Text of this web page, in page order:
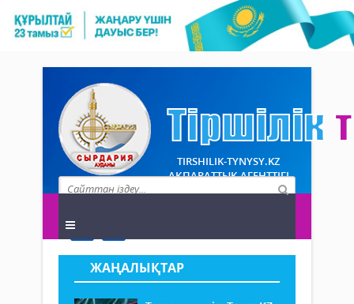
TIRSHILIK-TYNYSY.KZ
АҚПАРАТТЫҚ АГЕНТТІГІ
ЖАҢАЛЫҚТАР